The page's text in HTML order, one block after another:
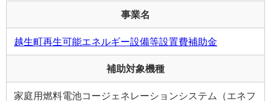
事業名
越生町再生可能エネルギー設備等設置費補助金
補助対象機種
家庭用燃料電池コージェネレーションシステム（エネフ